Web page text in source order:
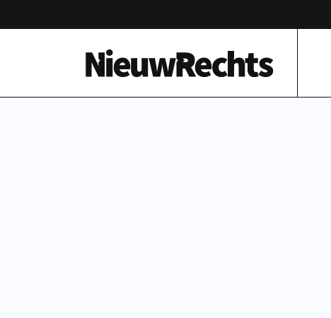
Homepage van NieuwRechts